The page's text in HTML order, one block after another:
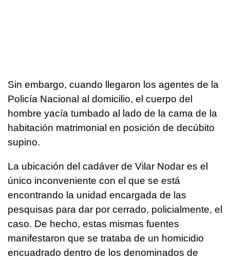
Sin embargo, cuando llegaron los agentes de la
Policía Nacional al domicilio, el cuerpo del
hombre yacía tumbado al lado de la cama de la
habitación matrimonial en posición de decúbito
supino.
La ubicación del cadáver de Vilar Nodar es el
único inconveniente con el que se está
encontrando la unidad encargada de las
pesquisas para dar por cerrado, policialmente, el
caso. De hecho, estas mismas fuentes
manifestaron que se trataba de un homicidio
encuadrado dentro de los denominados de